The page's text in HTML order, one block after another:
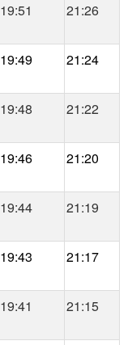
19:51 21:26
19:49 21:24
19:48 21:22
19:46 21:20
19:44 21:19
19:43 21:17
19:41 21:15